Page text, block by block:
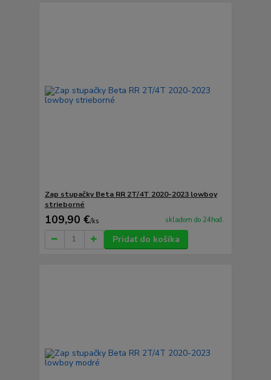
Zap stupačky Beta RR 2T/4T 2020-2023 lowboy
strieborné
109,90 €/ks skladom do 24hod.
Pridať do košíka